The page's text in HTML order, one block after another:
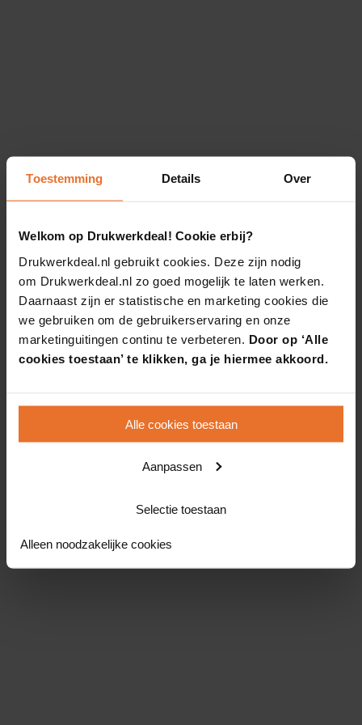
Toestemming Details Over
Welkom op Drukwerkdeal! Cookie erbij?
Drukwerkdeal.nl gebruikt cookies. Deze zijn nodig
om Drukwerkdeal.nl zo goed mogelijk te laten werken.
Daarnaast zijn er statistische en marketing cookies die
we gebruiken om de gebruikerservaring en onze
marketinguitingen continu te verbeteren. Door op ‘Alle
cookies toestaan’ te klikken, ga je hiermee akkoord.
Alle cookies toestaan
Aanpassen
Selectie toestaan
Alleen noodzakelijke cookies